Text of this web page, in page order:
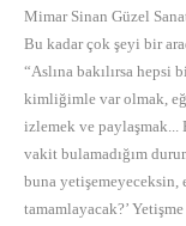
Mimar Sinan Güzel
Bu kadar çok şeyi bir
“Aslına bakılırsa
kimliğimle var olmak,
izlemek ve paylaşmak...
vakit bulamadığım
buna yetişemeyeceksin,
tamamlayacak?’